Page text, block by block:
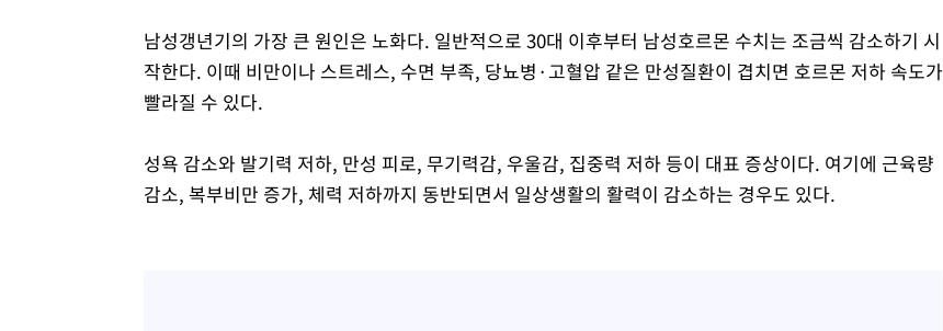
남성갱년기의 가장 큰 원인은 노화다. 일반적으로 30대 이후부터 남성호르몬 수치는 조금씩 감소하기 시
작한다. 이때 비만이나 스트레스, 수면 부족, 당뇨병·고혈압 같은 만성질환이 겹치면 호르몬 저하 속도가
빨라질 수 있다.
성욕 감소와 발기력 저하, 만성 피로, 무기력감, 우울감, 집중력 저하 등이 대표 증상이다. 여기에 근육량
감소, 복부비만 증가, 체력 저하까지 동반되면서 일상생활의 활력이 감소하는 경우도 있다.